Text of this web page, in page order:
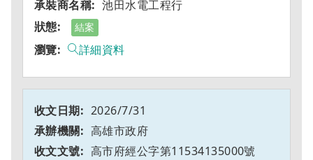
池田水電工程行
結案
詳細資料
2026/7/31
高雄市政府
高市府經公字第11534135000號